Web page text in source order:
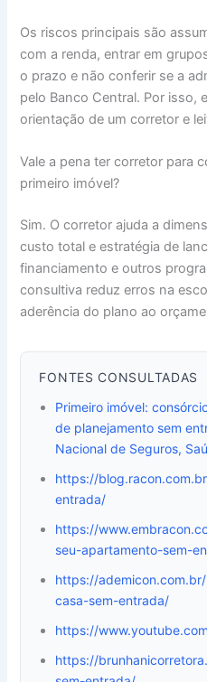
Os riscos principais são
com a renda, entrar em
o prazo e não conferir se a
pelo Banco Central. Por isso,
orientação de um corretor e
Vale a pena ter corretor para
primeiro imóvel?
Sim. O corretor ajuda a
custo total e estratégia de
financiamento e outros
consultiva reduz erros na
aderência do plano ao
FONTES CONSULTADAS
Primeiro imóvel:
de planejamento sem
Nacional de Seguros,
https://
entrada/
https://
seu-apartamento-sem-
https://
casa-sem-entrada/
https://
https://